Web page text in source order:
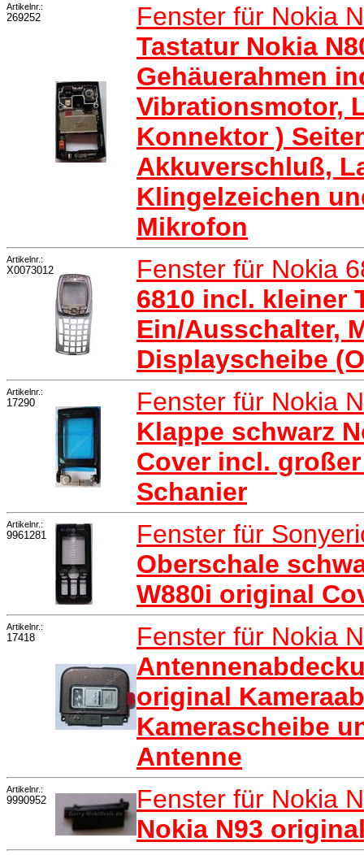
Artikelnr.:
269252
Fenster für Nokia
Tastatur Nokia
Gehäuerahmen
Vibrationsmotor,
Konnektor )
Akkuverschluß,
Klingelzeichen
Mikrofon
Artikelnr.:
X0073012
Fenster für Nokia
6810 incl. kleiner
Ein/Ausschalter,
Displayscheibe
Artikelnr.:
17290
Fenster für Nokia
Klappe schwarz
Cover incl.
Schanier
Artikelnr.:
9961281
Fenster für
Oberschale
W880i original
Artikelnr.:
17418
Fenster für Nokia
original
Kamerascheibe
Antenne
Artikelnr.:
9990952
Fenster für Nokia
Nokia N93